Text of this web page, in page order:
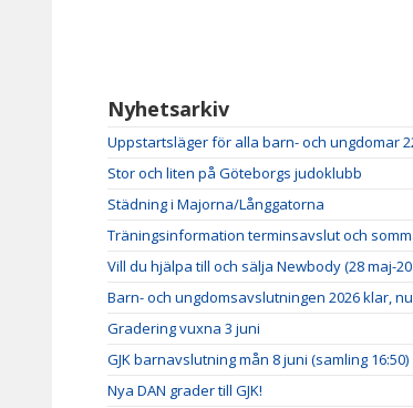
Nyhetsarkiv
Uppstartsläger för alla barn- och ungdomar
Stor och liten på Göteborgs judoklubb
Städning i Majorna/Långgatorna
Träningsinformation terminsavslut och
Vill du hjälpa till och sälja Newbody (28 maj-
Barn- och ungdomsavslutningen 2026 klar,
Gradering vuxna 3 juni
GJK barnavslutning mån 8 juni (samling 16:50)
Nya DAN grader till GJK!